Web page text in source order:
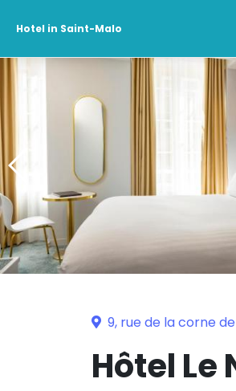
Hotel in Saint-Malo
9, rue de la corne
Hôtel Le